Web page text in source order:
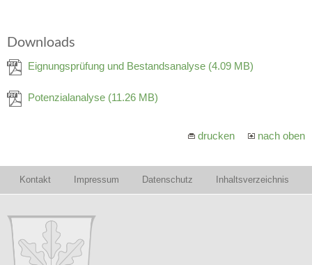
Downloads
Eignungsprüfung und Bestandsanalyse (4.09 MB)
Potenzialanalyse (11.26 MB)
drucken nach oben
Kontakt Impressum Datenschutz Inhaltsverzeichnis